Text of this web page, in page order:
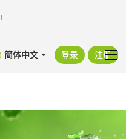
!
简体中文 登录 注册